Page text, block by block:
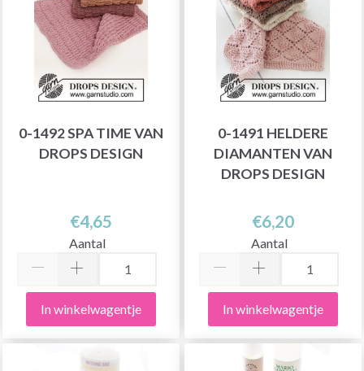
0-1492 SPA TIME VAN
DROPS DESIGN
€4,65
Aantal
In winkelwagentje
0-1491 HELDERE
DIAMANTEN VAN
DROPS DESIGN
€6,20
Aantal
In winkelwagentje